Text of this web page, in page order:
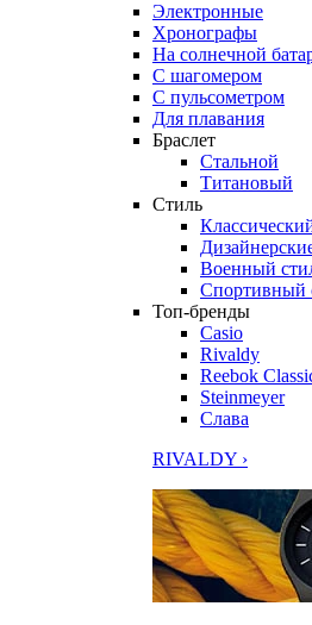
Электронные
Хронографы
На солнечной
С шагомером
С пульсометром
Для плавания
Браслет
Стальной
Титановый
Стиль
Военный
Спортивный
Топ-бренды
Casio
Rivaldy
Reebok
Steinmeyer
Слава
RIVALDY ›